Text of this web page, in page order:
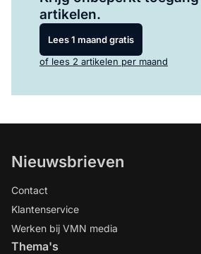
artikelen.
Lees 1 maand gratis
of lees 2 artikelen per maand
Nieuwsbrieven
Contact
Klantenservice
Werken bij VMN media
Thema's